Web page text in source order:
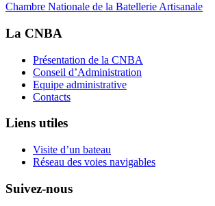
Chambre Nationale de la Batellerie Artisanale
La CNBA
Présentation de la CNBA
Conseil d’Administration
Equipe administrative
Contacts
Liens utiles
Visite d’un bateau
Réseau des voies navigables
Suivez-nous